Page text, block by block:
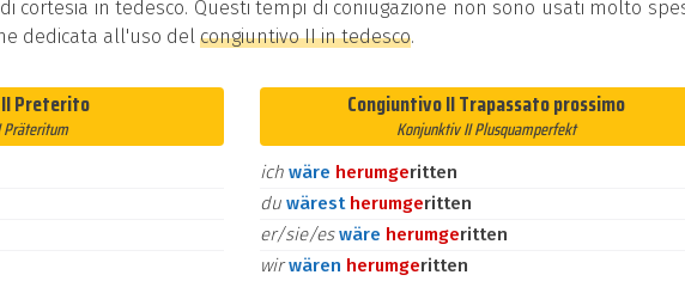
cortesia in tedesco. Questi tempi di coniugazione non sono usati molto
dedicata all'uso del congiuntivo II in tedesco.
Preterito Congiuntivo II Trapassato prossimo
Konjunktiv II Plusquamperfekt
ich wäre herumgeritten
du wärest herumgeritten
er/sie/eswäre herumgeritten
wirwären herumgeritten